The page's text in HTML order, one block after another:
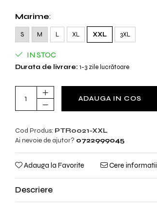
Marime:
S M L XL XXL 3XL
IN STOC
Durata de livrare: 1-3 zile lucrătoare
ADAUGA IN COS
Cod Produs: PTR0021-XXL
Ai nevoie de ajutor? 0722999045
Adauga la Favorite Cere informatii
Descriere